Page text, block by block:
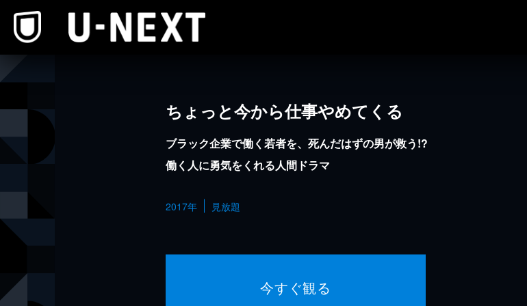
ちょっと今から仕事やめてくる
ブラック企業で働く若者を、死んだはずの男が救う!?
働く人に勇気をくれる人間ドラマ
2017年 見放題
今すぐ観る